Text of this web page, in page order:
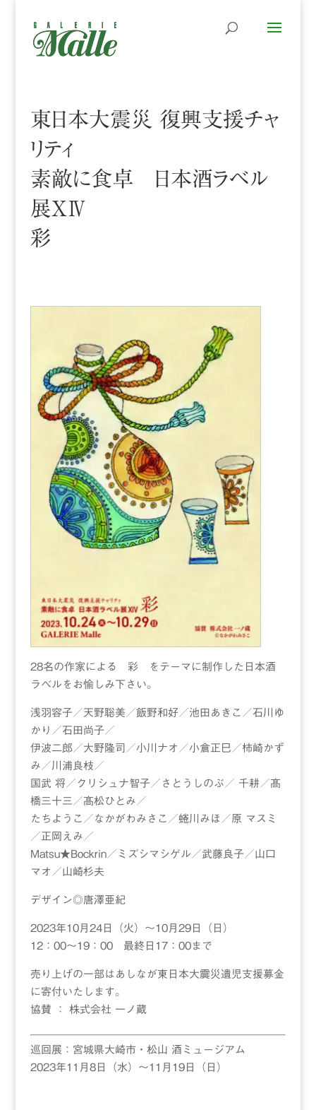
東日本大震災 復興支援チャ
リティ
素敵に食卓 日本酒ラベル
展ⅩⅣ
彩
28名の作家による 彩 をテーマに制作した日本酒
ラベルをお愉しみ下さい。
浅羽容子／天野聡美／飯野和好／池田あきこ／石川ゆ
かり／石田尚子／
伊波二郎／大野隆司／小川ナオ／小倉正巳／柿崎かず
み／川浦良枝／
国武 将／クリシュナ智子／さとうしのぶ／ 千耕／髙
橋三十三／髙松ひとみ／
たちようこ／なかがわみさこ／蜷川みほ／原 マスミ
／正岡えみ／
Matsu★Bockrin／ミズシマシゲル／武藤良子／山口
マオ／山崎杉夫
デザイン◎唐澤亜紀
2023年10月24日（火）～10月29日（日）
12：00〜19：00 最終日17：00まで
売り上げの一部はあしなが東日本大震災遺児支援募金
に寄付いたします。
協賛 ： 株式会社 一ノ蔵
巡回展：宮城県大崎市・松山 酒ミュージアム
2023年11月8日（水）〜11月19日（日）